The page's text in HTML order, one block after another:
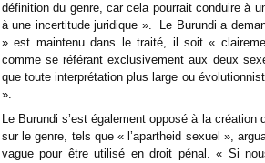
définition du genre, car cela pourrait conduire à
à une incertitude juridique ». Le Burundi a
» est maintenu dans le traité, il soit «
comme se référant exclusivement aux deux
que toute interprétation plus large ou
».
Le Burundi s’est également opposé à la création
sur le genre, tels que « l’apartheid sexuel »,
vague pour être utilisé en droit pénal. « Si